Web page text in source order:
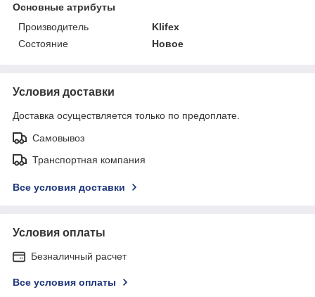
Основные атрибуты
Производитель
Klifex
Состояние
Новое
Условия доставки
Доставка осуществляется только по предоплате.
Самовывоз
Транспортная компания
Все условия доставки
Условия оплаты
Безналичный расчет
Все условия оплаты